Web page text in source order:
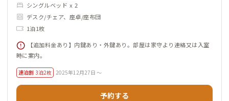
シングルベッド x 2
デスク/チェア、座卓/座布団
1泊1枚
【追加料金あり】内鍵あり・外鍵あり。部屋は家守より連絡又は入室
時に案内。
連泊割 3泊2枚 2025年12月27日 ～
予約する